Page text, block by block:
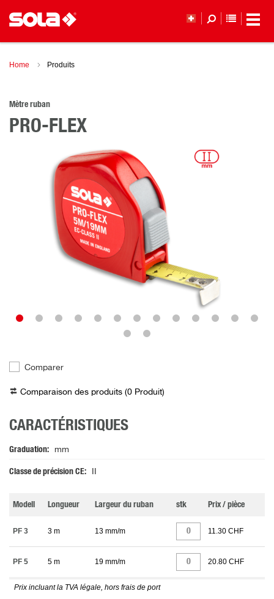
Home Produits
Mètre ruban
PRO-FLEX
Comparer
Comparaison des produits (0 Produit)
CARACTÉRISTIQUES
Graduation mm
Classe de précision CE
Modell Longueur Largeur du ruban stk Prix / pièce
PF 3 3 m 13 mm/m 11.30 CHF
PF 5 5 m 19 mm/m 20.80 CHF
Prix incluant la TVA légale, hors frais de port
LISTE